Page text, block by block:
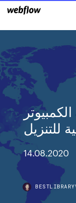
للتنزيل
14.08.2020